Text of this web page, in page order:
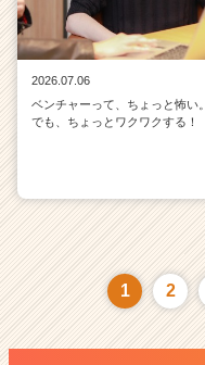
2026.07.06
ベンチャーって、ちょっと怖い。
でも、ちょっとワクワクする！
1 2